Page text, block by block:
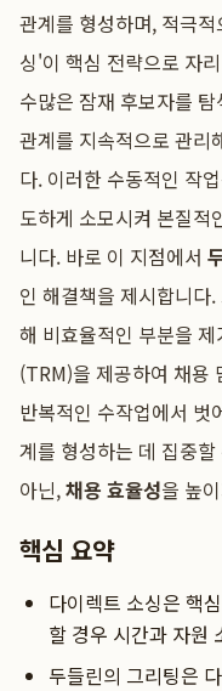
관계를 형성하며, 적극
싱'이 핵심 전략으로 자
수많은 잠재 후보자를
관계를 지속적으로 관리
다. 이러한 수동적인 작
도하게 소모시켜 본질적
니다. 바로 이 지점에서
인 해결책을 제시합니다.
해 비효율적인 부분을
(TRM)을 제공하여 채용
반복적인 수작업에서 벗
계를 형성하는 데 집중
아닌,채용 효율성을 높
핵심 요약
다이렉트 소싱은 핵
할 경우 시간과 자원
두들린의 그리팅은